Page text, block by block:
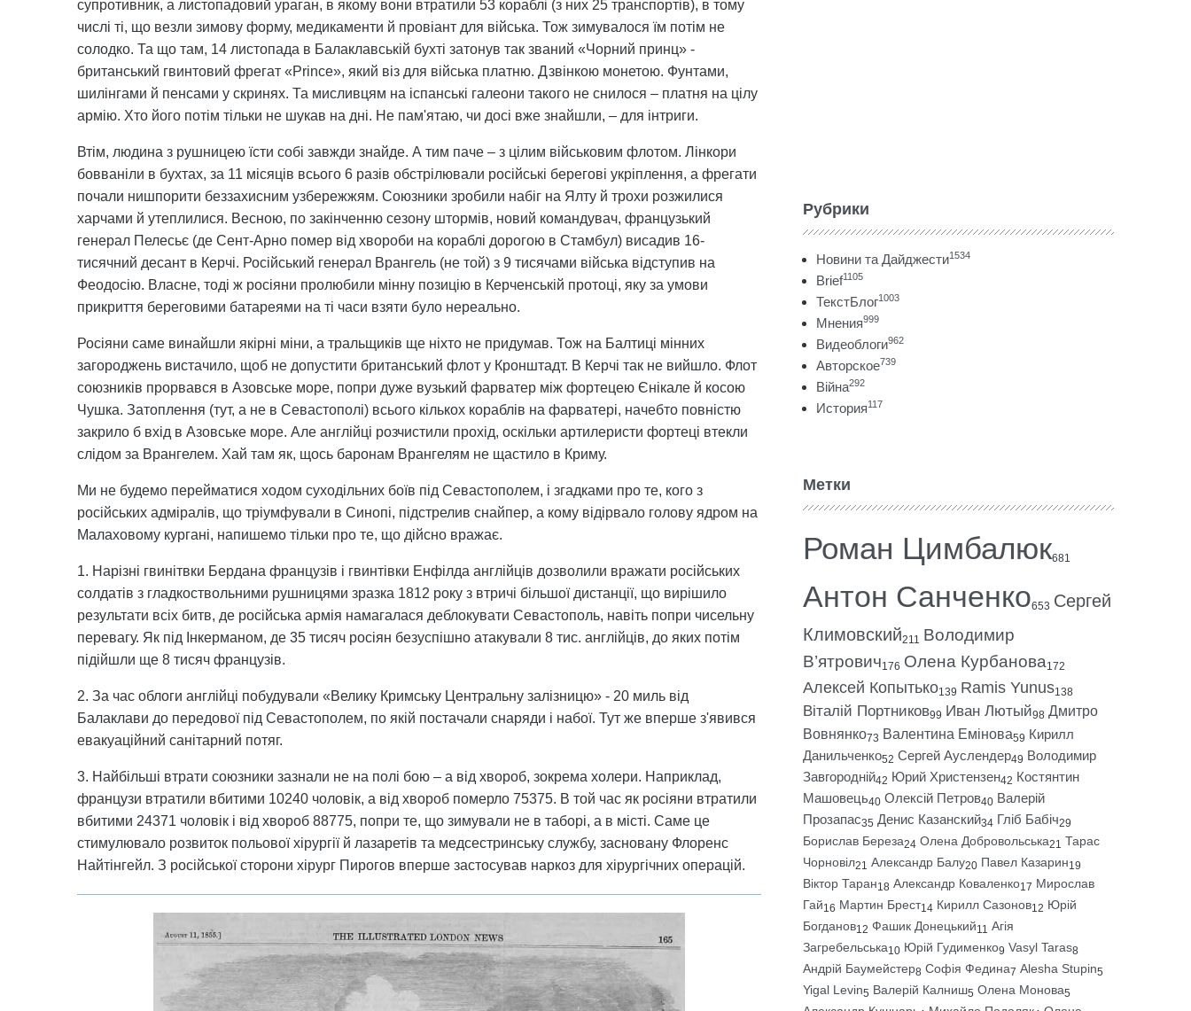
супротивник, а листопадовий ураган, в якому вони втратили 53 кораблі (з них 25 транспортів), в тому
числі ті, що везли зимову форму, медикаменти й провіант для війська. Тож зимувалося їм потім не
солодко. Та що там, 14 листопада в Балаклавській бухті затонув так званий «Чорний принц» -
британський гвинтовий фрегат «Prince», який віз для війська платню. Дзвінкою монетою. Фунтами,
шилінгами й пенсами у скринях. Та мисливцям на іспанські галеони такого не снилося – платня на цілу
армію. Хто його потім тільки не шукав на дні. Не пам'ятаю, чи досі вже знайшли, – для інтриги.
Втім, людина з рушницею їсти собі завжди знайде. А тим паче – з цілим військовим флотом. Лінкори
бовваніли в бухтах, за 11 місяців всього 6 разів обстрілювали російські берегові укріплення, а фрегати
почали нишпорити беззахисним узбережжям. Союзники зробили набіг на Ялту й трохи розжилися
харчами й утеплилися. Весною, по закінченню сезону штормів, новий командувач, французький
генерал Пелесьє (де Сент-Арно помер від хвороби на кораблі дорогою в Стамбул) висадив 16-
тисячний десант в Керчі. Російський генерал Врангель (не той) з 9 тисячами війська відступив на
Феодосію. Власне, тоді ж росіяни пролюбили мінну позицію в Керченській протоці, яку за умови
прикриття береговими батареями на ті часи взяти було нереально.
Росіяни саме винайшли якірні міни, а тральщиків ще ніхто не придумав. Тож на Балтиці мінних
загороджень вистачило, щоб не допустити британський флот у Кронштадт. В Керчі так не вийшло. Флот
союзників прорвався в Азовське море, попри дуже вузький фарватер між фортецею Єнікале й косою
Чушка. Затоплення (тут, а не в Севастополі) всього кількох кораблів на фарватері, начебто повністю
закрило б вхід в Азовське море. Але англійці розчистили прохід, оскільки артилеристи фортеці втекли
слідом за Врангелем. Хай там як, щось баронам Врангелям не щастило в Криму.
Ми не будемо перейматися ходом суходільних боїв під Севастополем, і згадками про те, кого з
російських адміралів, що тріумфували в Синопі, підстрелив снайпер, а кому відірвало голову ядром на
Малаховому кургані, напишемо тільки про те, що дійсно вражає.
1. Нарізні гвинітвки Бердана французів і гвинтівки Енфілда англійців дозволили вражати російських
солдатів з гладкоствольними рушницями зразка 1812 року з втричі більшої дистанції, що вирішило
результати всіх битв, де російська армія намагалася деблокувати Севастополь, навіть попри чисельну
перевагу. Як під Інкерманом, де 35 тисяч росіян безуспішно атакували 8 тис. англійців, до яких потім
підійшли ще 8 тисяч французів.
2. За час облоги англійці побудували «Велику Кримську Центральну залізницю» - 20 миль від
Балаклави до передової під Севастополем, по якій постачали снаряди і набої. Тут же вперше з'явився
евакуаційний санітарний потяг.
3. Найбільші втрати союзники зазнали не на полі бою – а від хвороб, зокрема холери. Наприклад,
французи втратили вбитими 10240 чоловік, а від хвороб померло 75375. В той час як росіяни втратили
вбитими 24371 чоловік і від хвороб 88775, попри те, що зимували не в таборі, а в місті. Саме це
стимулювало розвиток польової хірургії й лазаретів та медсестринську службу, засновану Флоренс
Найтінгейл. З російської сторони хірург Пирогов вперше застосував наркоз для хірургічних операцій.
Рубрики
Новини та Дайджести1534
Brief1105
ТекстБлог1003
Мнения999
Видеоблоги962
Авторское739
Війна292
История117
Метки
Роман Цимбалюк681
Антон Санченко653 Сергей
Климовский211 Володимир
В’ятрович176 Олена Курбанова172
Алексей Копытько139 Ramis Yunus138
Віталій Портников99 Иван Лютый98 Дмитро
Вовнянко73 Валентина Емінова59 Кирилл
Данильченко52 Сергей Ауслендер49 Володимир
Завгородній42 Юрий Христензен42 Костянтин
Машовець40 Олексій Петров40 Валерій
Прозапас35 Денис Казанский34 Гліб Бабіч29
Борислав Береза24 Олена Добровольська21 Тарас
Чорновіл21 Александр Балу20 Павел Казарин19
Віктор Таран18 Александр Коваленко17 Мирослав
Гай16 Мартин Брест14 Кирилл Сазонов12 Юрій
Богданов12 Фашик Донецький11 Агія
Загребельська10 Юрій Гудименко9 Vasyl Taras8
Андрій Баумейстер8 Софія Федина7 Alesha Stupin5
Yigal Levin5 Валерій Калниш5 Олена Монова5